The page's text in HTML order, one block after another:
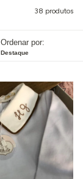
38 produtos
Ordenar por:
Destaque
1 /7